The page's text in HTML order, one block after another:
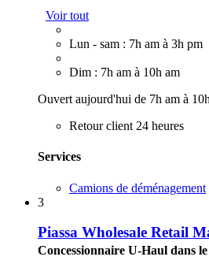
Voir tout
Lun - sam : 7h am à 3h pm
Dim : 7h am à 10h am
Ouvert aujourd'hui de 7h am à
Retour client 24 heures
Services
Camions de déménagement
3
Piassa Wholesale Retail
Concessionnaire U-Haul dans